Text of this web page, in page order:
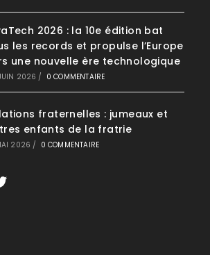
2026 : la 10e édition bat
les records et propulse l’Europe
une nouvelle ère technologique
2026 / 0 COMMENTAIRE
fraternelles : jumeaux et
enfants de la fratrie
2026 / 0 COMMENTAIRE